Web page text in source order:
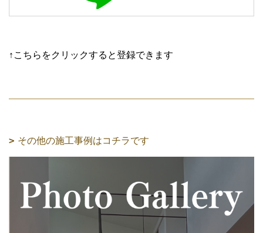
↑こちらをクリックすると登録できます
その他の施工事例はコチラです